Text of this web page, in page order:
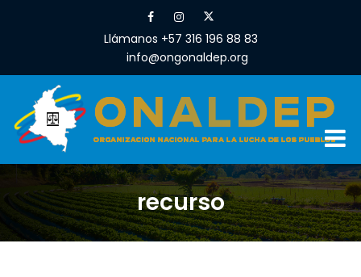
Llámanos +57 316 196 88 83
info@ongonaldep.org
recurso